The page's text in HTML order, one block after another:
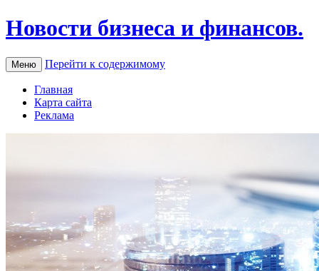
Новости бизнеса и финансов.
Меню Перейти к содержимому
Главная
Карта сайта
Реклама